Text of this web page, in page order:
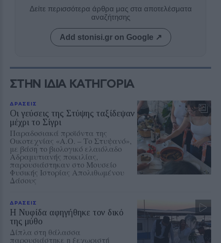
Δείτε περισσότερα άρθρα μας στα αποτελέσματα
αναζήτησης
Add stonisi.gr on Google ↗
ΣΤΗΝ ΙΔΙΑ ΚΑΤΗΓΟΡΙΑ
ΔΡΑΣΕΙΣ
Οι γεύσεις της Στύψης ταξίδεψαν
μέχρι το Σίγρι
Παραδοσιακά προϊόντα της
Οικοτεχνίας «Α.Ο. – Το Στυψανό»,
με βάση το βιολογικό ελαιόλαδο
Αδραμυτιανής ποικιλίας,
παρουσιάστηκαν στο Μουσείο
Φυσικής Ιστορίας Απολιθωμένου
Δάσους
ΔΡΑΣΕΙΣ
Η Νυφίδα αφηγήθηκε τον δικό
της μύθο
Δίπλα στη θάλασσα
παρουσιάστηκε η ξεχωριστή